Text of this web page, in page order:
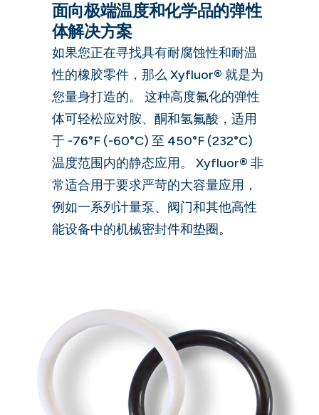
面向极端温度和化学品的弹性
体解决方案
如果您正在寻找具有耐腐蚀性和耐温
性的橡胶零件，那么 Xyfluor® 就是为
您量身打造的。 这种高度氟化的弹性
体可轻松应对胺、酮和氢氟酸，适用
于 -76°F (-60°C) 至 450°F (232°C)
温度范围内的静态应用。 Xyfluor® 非
常适合用于要求严苛的大容量应用，
例如一系列计量泵、阀门和其他高性
能设备中的机械密封件和垫圈。